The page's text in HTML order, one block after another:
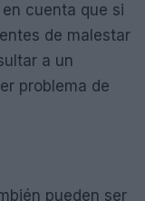
cuenta que si
de malestar
a un
problema de
pueden ser